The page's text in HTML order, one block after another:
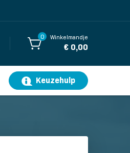
0 Winkelmandje
€ 0,00
Keuzehulp